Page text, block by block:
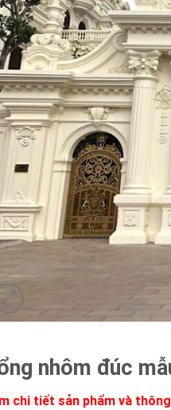
nhôm đúc
chi tiết sản phẩm và